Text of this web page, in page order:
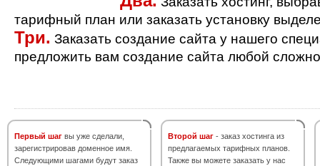
тарифный план или заказать установку
Три. Заказать создание сайта у нашего
предложить вам создание сайта любой
Первый шаг вы уже сделали,
зарегистрировав доменное имя.
Следующими шагами будут заказ
Второй шаг - заказ хостинга из
предлагаемых тарифных планов.
Также вы можете заказать у нас